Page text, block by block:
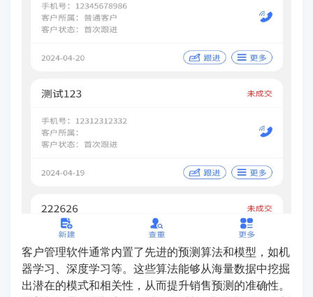
客户管理软件通常内置了先进的预测算法和模型，如机
器学习、深度学习等。这些算法能够从海量数据中挖掘
出潜在的模式和相关性，从而提升销售预测的准确性。